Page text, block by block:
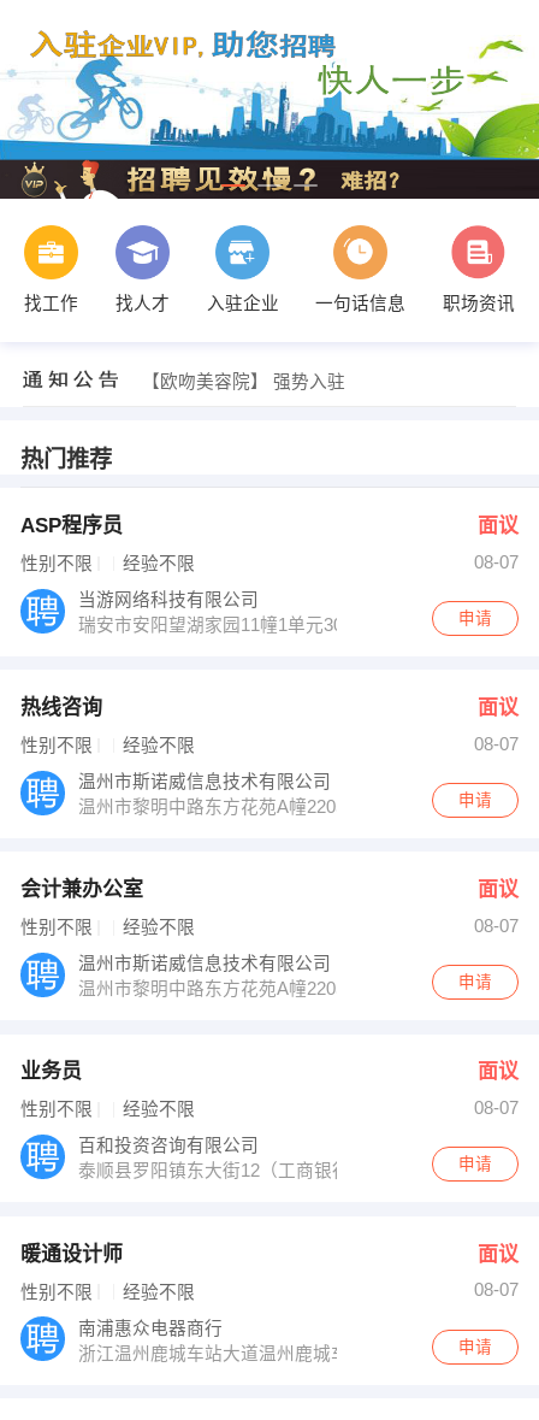
找工作 找人才 入驻企业 一句话信息 职场资讯
王小姐 发布 [暖通设计师 ] 招聘信息
【温州市斯诺威信息技术有限公司】 强势入驻
【新尚网吧】 强势入驻
【欧吻美容院】 强势入驻
【温州市斯诺威信息技术有限公司】 强势入驻
热门推荐
ASP程序员 面议
性别不限 经验不限
08-07
当游网络科技有限公司
瑞安市安阳望湖家园11幢1单元301室
申请
热线咨询 面议
性别不限 经验不限
08-07
温州市斯诺威信息技术有限公司
温州市黎明中路东方花苑A幢2205
申请
会计兼办公室 面议
性别不限 经验不限
08-07
温州市斯诺威信息技术有限公司
温州市黎明中路东方花苑A幢2205
申请
业务员 面议
性别不限 经验不限
08-07
百和投资咨询有限公司
泰顺县罗阳镇东大街12（工商银行六楼）
申请
暖通设计师 面议
性别不限 经验不限
08-07
南浦惠众电器商行
浙江温州鹿城车站大道温州鹿城车站大道神力大厦1幢
申请